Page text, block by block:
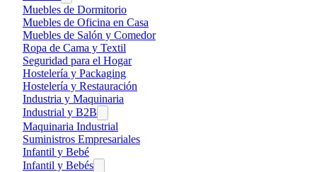
Muebles de Dormitorio
Muebles de Oficina en Casa
Muebles de Salón y Comedor
Ropa de Cama y Textil
Seguridad para el Hogar
Hostelería y Packaging
Hostelería y Restauración
Industria y Maquinaria
Industrial y B2B
Maquinaria Industrial
Suministros Empresariales
Infantil y Bebé
Infantil y Bebés